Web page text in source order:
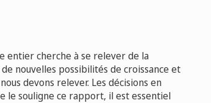
entier cherche à se relever de la
nouvelles possibilités de croissance et
devons relever. Les décisions en
le souligne ce rapport, il est essentiel